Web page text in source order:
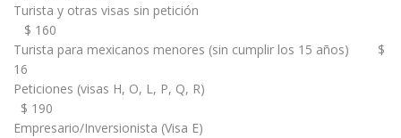
Turista y otras visas sin petición
$ 160
Turista para mexicanos menores (sin cumplir los 15 años) $
16
Peticiones (visas H, O, L, P, Q, R)
$ 190
Empresario/Inversionista (Visa E)